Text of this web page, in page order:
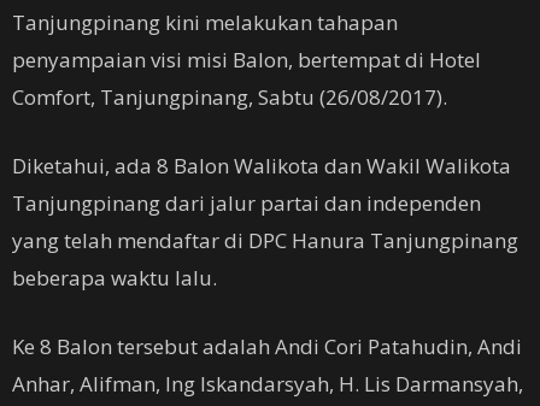
Tanjungpinang kini melakukan tahapan
penyampaian visi misi Balon, bertempat di Hotel
Comfort, Tanjungpinang, Sabtu (26/08/2017).
Diketahui, ada 8 Balon Walikota dan Wakil Walikota
Tanjungpinang dari jalur partai dan independen
yang telah mendaftar di DPC Hanura Tanjungpinang
beberapa waktu lalu.
Ke 8 Balon tersebut adalah Andi Cori Patahudin, Andi
Anhar, Alifman, Ing Iskandarsyah, H. Lis Darmansyah,